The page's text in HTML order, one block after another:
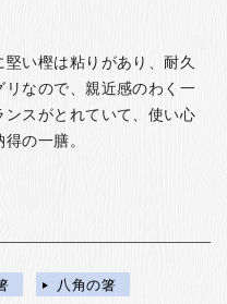
い樫は粘りがあり、耐久
なので、親近感のわく一
スがとれていて、使い心
の一膳。
八角の箸